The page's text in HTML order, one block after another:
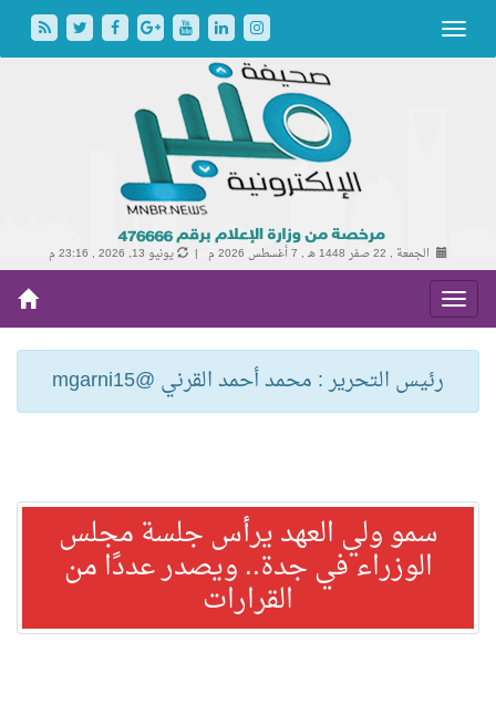
الجمعة , 22 صفر 1448 هـ , 7 أغسطس 2026 م | يونيو 13, 2026 , 23:16 م
رئيس التحرير : محمد أحمد القرني @mgarni15
سمو ولي العهد يرأس جلسة مجلس
الوزراء في جدة.. ويصدر عددًا من
القرارات